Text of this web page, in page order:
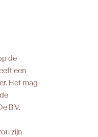
de
een
Het mag
B.V.
zijn